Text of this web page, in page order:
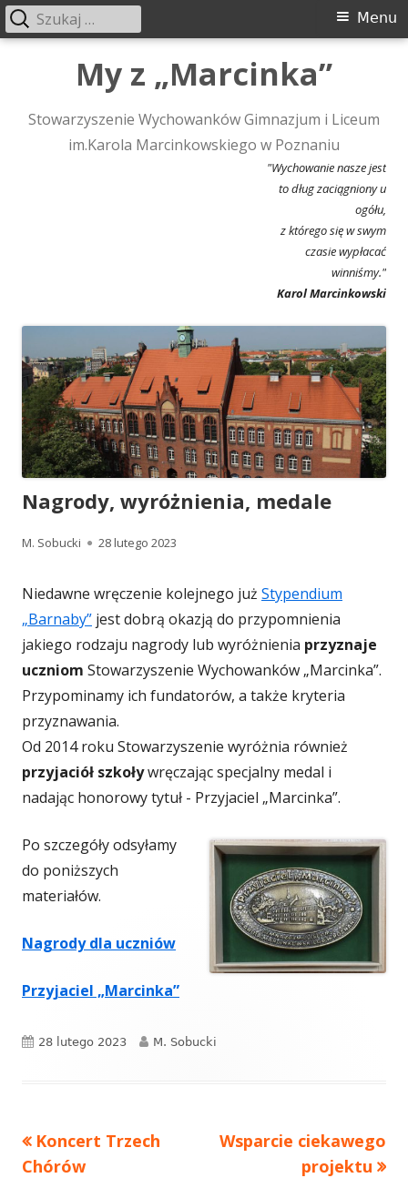
My z „Marcinka”
Stowarzyszenie Wychowanków Gimnazjum i Liceum
im.Karola Marcinkowskiego w Poznaniu
"Wychowanie nasze jest
to dług zaciągniony u
ogółu,
z którego się w swym
czasie wypłacać
winniśmy."
Karol Marcinkowski
Menu
główne
Menu
Szukaj:
Nagrody, wyróżnienia, medale
Autor
M. Sobucki Opublikowano
28 lutego 2023
Niedawne wręczenie kolejnego już Stypendium
„Barnaby” jest dobrą okazją do przypomnienia
jakiego rodzaju nagrody lub wyróżnienia przyznaje
uczniom Stowarzyszenie Wychowanków „Marcinka”.
Przypominamy ich fundatorów, a także kryteria
przyznawania.
Od 2014 roku Stowarzyszenie wyróżnia również
przyjaciół szkoływręczając specjalny medal i
nadając honorowy tytuł - Przyjaciel „Marcinka”.
Po szczegóły odsyłamy
do poniższych
materiałów.
Nagrody dla uczniów
Przyjaciel „Marcinka”
Opublikowano
28 lutego 2023 Autor
M. Sobucki
Nawigacja
Poprzedni
artykół
Koncert Trzech
Chórów
Następny
Wsparcie ciekawego
projektu